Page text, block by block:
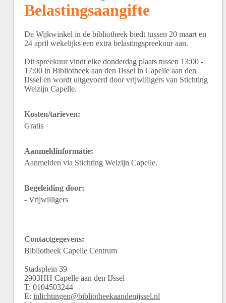
Belastingsaangifte
De Wijkwinkel in de bibliotheek biedt tussen 20 maart en
24 april wekelijks een extra belastingspreekuur aan.
Dit spreekuur vindt elke donderdag plaats tussen 13:00 -
17:00 in Bibliotheek aan den IJssel in Capelle aan den
IJssel en wordt uitgevoerd door vrijwilligers van Stichting
Welzijn Capelle.
Kosten/tarieven:
Gratis
Aanmeldinformatie:
Aanmelden via Stichting Welzijn Capelle.
Begeleiding door:
- Vrijwilligers
Contactgegevens:
Bibliotheek Capelle Centrum
Stadsplein 39
2903HH Capelle aan den IJssel
T: 0104503244
E: inlichtingen@bibliotheekaandenijssel.nl